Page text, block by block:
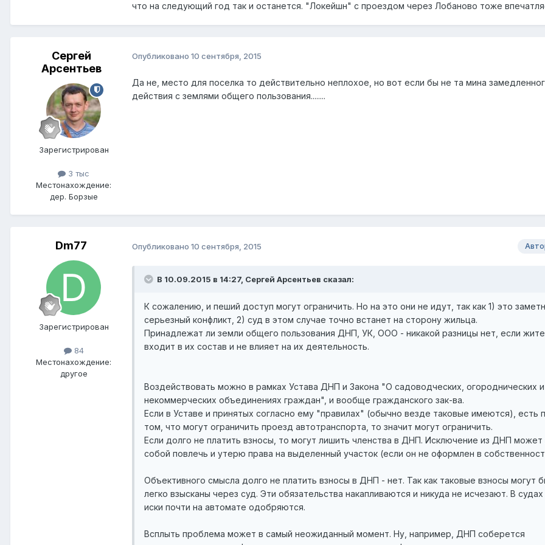
что на следующий год так и останется. "Локейшн" с проездом через Лобаново тоже
Сергей
Арсентьев
Зарегистрирован
3 тыс
Местонахождение:
дер. Борзые
Опубликовано 10 сентября, 2015
Да не, место для поселка то действительно неплохое, но вот если бы не та мина
действия с землями общего пользования........
Dm77
Зарегистрирован
84
Местонахождение:
другое
Опубликовано 10 сентября, 2015
В 10.09.2015 в 14:27, Сергей Арсентьев сказал:
К сожалению, и пеший доступ могут ограничить. Но на это они не идут, так как 1) это
серьезный конфликт, 2) суд в этом случае точно встанет на сторону жильца.
Принадлежат ли земли общего пользования ДНП, УК, ООО - никакой разницы нет, если
входит в их состав и не влияет на их деятельность.
Воздействовать можно в рамках Устава ДНП и Закона "О садоводческих, огороднических
некоммерческих объединениях граждан", и вообще гражданского зак-ва.
Если в Уставе и принятых согласно ему "правилах" (обычно везде таковые имеются), есть
том, что могут ограничить проезд автотранспорта, то значит могут ограничить.
Если долго не платить взносы, то могут лишить членства в ДНП. Исключение из ДНП может
собой повлечь и утерю права на выделенный участок (если он не оформлен в
Объективного смысла долго не платить взносы в ДНП - нет. Так как таковые взносы могут
легко взысканы через суд. Эти обязательства накапливаются и никуда не исчезают. В судах
иски почти на автомате одобряются.
Всплыть проблема может в самый неожиданный момент. Ну, например, ДНП соберется